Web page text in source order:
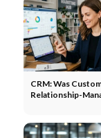
CRM: Was
Relationship-